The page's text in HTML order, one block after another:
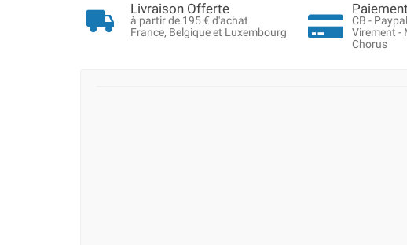
Livraison Offerte
à partir de 195 € d'achat
France, Belgique et Luxembourg
CB -
Virement -
Chorus